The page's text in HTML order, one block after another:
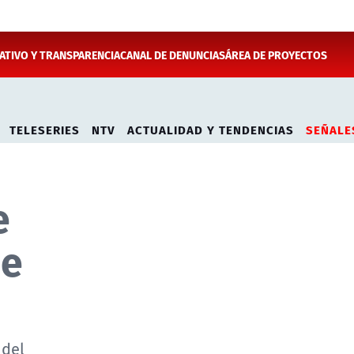
Y TRANSPARENCIACANAL DE DENUNCIASÁREA DE PROYECTOS
TELESERIES NTV ACTUALIDAD Y TENDENCIAS